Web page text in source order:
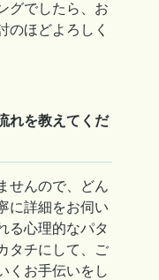
グでしたら、お
のほどよろしく
れを教えてくだ
せんので、どん
に詳細をお伺い
る心理的なパタ
タチにして、ご
くお手伝いをし